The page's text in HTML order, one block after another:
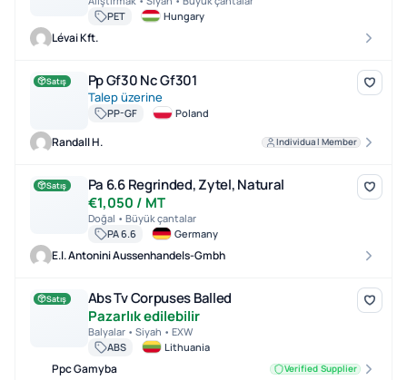
PET
Hungary
Lévai Kft.
Pp Gf30 Nc Gf301
Satış Pp Gf30 Nc Gf301
Talep üzerine
PP-GF Poland
Randall H. Individual Member
Pa 6.6 Regrinded, Zytel, Natural
Satış
Pa 6.6 Regrinded, Zytel, Natural
€1,050 / MT
Doğal • Büyük çantalar
PA 6.6
Germany
E.l. Antonini Aussenhandels-Gmbh
Abs Tv Corpuses Balled
Satış
Abs Tv Corpuses Balled
Pazarlık edilebilir
Balyalar • Siyah • EXW
ABS
Lithuania
Ppc Gamyba Verified Supplier